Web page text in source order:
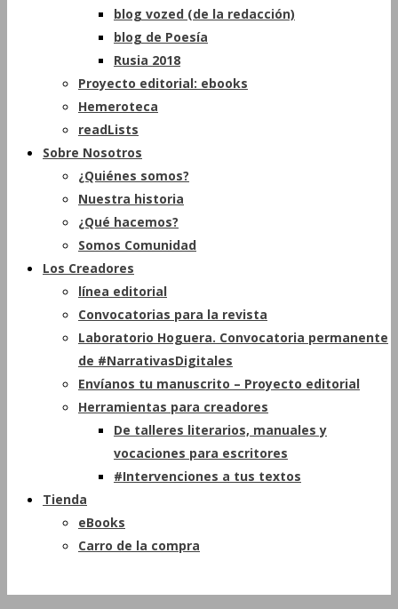
blog vozed (de la redacción)
blog de Poesía
Rusia 2018
Proyecto editorial: ebooks
Hemeroteca
readLists
Sobre Nosotros
¿Quiénes somos?
Nuestra historia
¿Qué hacemos?
Somos Comunidad
Los Creadores
línea editorial
Convocatorias para la revista
Laboratorio Hoguera. Convocatoria permanente
de #NarrativasDigitales
Envíanos tu manuscrito – Proyecto editorial
Herramientas para creadores
De talleres literarios, manuales y
vocaciones para escritores
#Intervenciones a tus textos
Tienda
eBooks
Carro de la compra